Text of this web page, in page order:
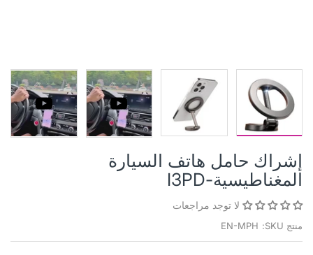
إشراك حامل هاتف السيارة
المغناطيسية-I3PD
لا توجد مراجعات
منتج SKU: EN-MPH